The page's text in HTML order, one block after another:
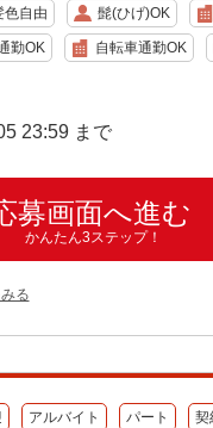
色自由 髭(ひげ)OK
勤OK 自転車通勤OK
23:59 まで
募画面へ進む
かんたん3ステップ！
る
アルバイト パート 契